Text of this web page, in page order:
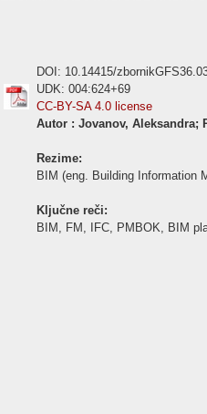
DOI: 10.14415/
UDK: 004:624+69
CC-BY-SA 4.0 license
Autor : Jovanov, Aleksandra;
Rezime:
BIM (eng. Building Information
Ključne reči:
BIM, FM, IFC, PMBOK, BIM